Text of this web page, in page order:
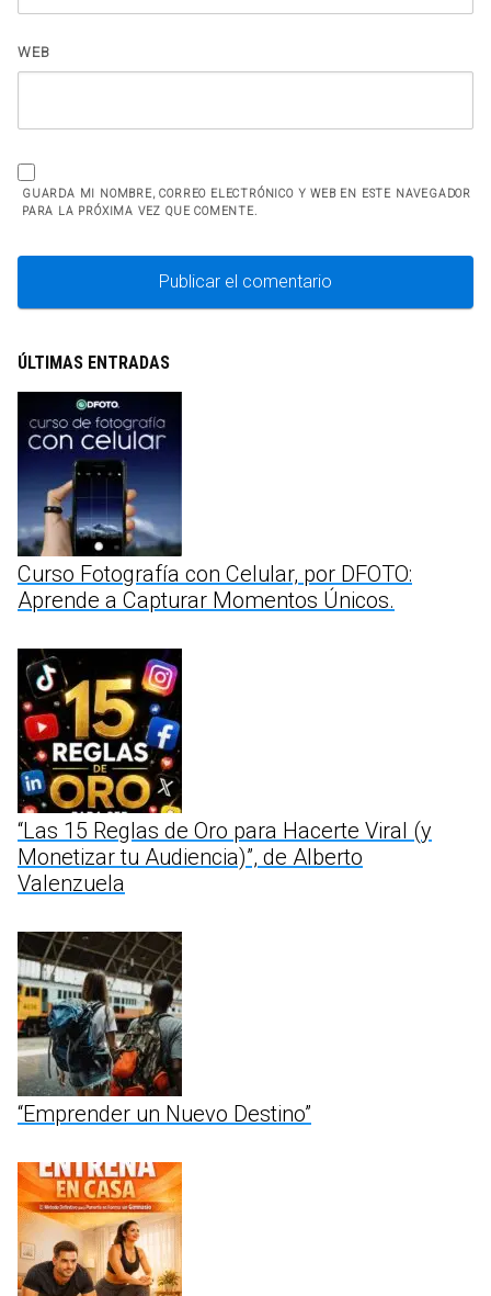
WEB
GUARDA MI NOMBRE, CORREO ELECTRÓNICO Y WEB EN ESTE NAVEGADOR
PARA LA PRÓXIMA VEZ QUE COMENTE.
ÚLTIMAS ENTRADAS
Curso Fotografía con Celular, por DFOTO:
Aprende a Capturar Momentos Únicos.
“Las 15 Reglas de Oro para Hacerte Viral (y
Monetizar tu Audiencia)”, de Alberto
Valenzuela
“Emprender un Nuevo Destino”